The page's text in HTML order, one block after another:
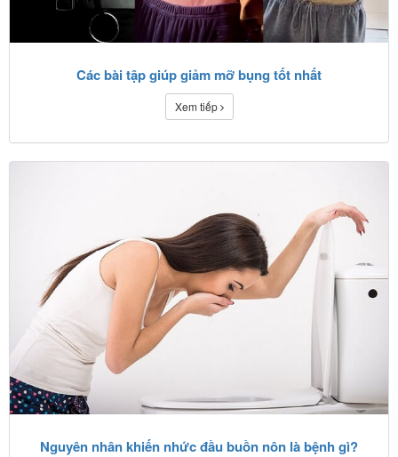
Các bài tập giúp giảm mỡ bụng tốt nhất
Xem tiếp
Nguyên nhân khiến nhức đầu buồn nôn là bệnh gì?